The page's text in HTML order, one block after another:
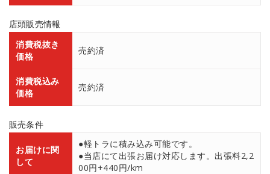
店頭販売情報
消費税抜き
価格
売約済
消費税込み
価格
売約済
販売条件
お届けに関
して
●軽トラに積み込み可能です。
●当店にて出張お届け対応します。出張料2,2
00円+440円/km